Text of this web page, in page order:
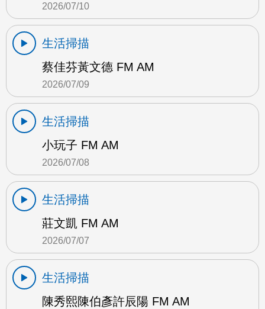
2026/07/10
生活掃描
蔡佳芬黃文德 FM AM
2026/07/09
生活掃描
小玩子 FM AM
2026/07/08
生活掃描
莊文凱 FM AM
2026/07/07
生活掃描
陳秀熙陳伯彥許辰陽 FM AM